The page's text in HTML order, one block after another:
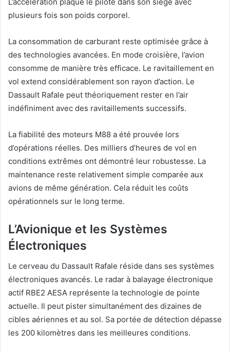
plusieurs fois son poids corporel.
La consommation de carburant reste optimisée grâce à
des technologies avancées. En mode croisière, l’avion
consomme de manière très efficace. Le ravitaillement en
vol extend considérablement son rayon d’action. Le
Dassault Rafale peut théoriquement rester en l’air
indéfiniment avec des ravitaillements successifs.
La fiabilité des moteurs M88 a été prouvée lors
d’opérations réelles. Des milliers d’heures de vol en
conditions extrêmes ont démontré leur robustesse. La
maintenance reste relativement simple comparée aux
avions de même génération. Cela réduit les coûts
opérationnels sur le long terme.
L’Avionique et les Systèmes
Électroniques
Le cerveau du Dassault Rafale réside dans ses systèmes
électroniques avancés. Le radar à balayage électronique
actif RBE2 AESA représente la technologie de pointe
actuelle. Il peut pister simultanément des dizaines de
cibles aériennes et au sol. Sa portée de détection dépasse
les 200 kilomètres dans les meilleures conditions.